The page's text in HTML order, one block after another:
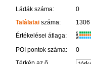
Ládák száma:
0
Találataiszáma: 1306
Értékelései átlaga:
K
R
W
POI pontok száma:
0